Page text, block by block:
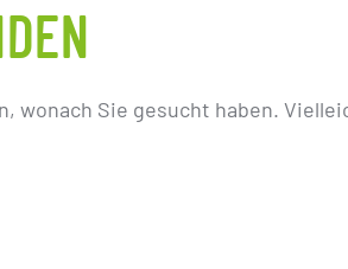
wonach Sie gesucht haben.